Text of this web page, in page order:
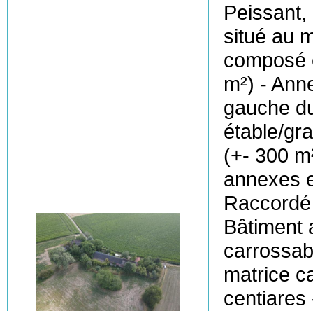
situé au
composé
m²) -
gauche
étable/
(+- 300
annexes
Bâtiment
matrice
centiares